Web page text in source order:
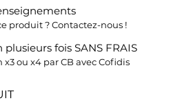
produit ? Contactez-nous !
fois SANS FRAIS
x3 ou x4 par CB avec Cofidis